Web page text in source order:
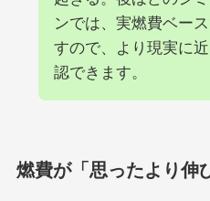
ンでは、実燃費ベー
すので、より現実に
認できます。
燃費が「思ったより伸